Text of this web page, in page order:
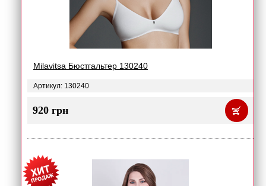
Milavitsa Бюстгальтер 130240
Артикул: 130240
920 грн